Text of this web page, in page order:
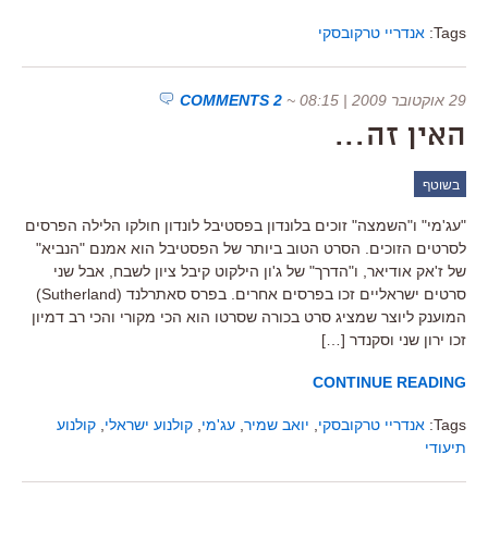
Tags: אנדריי טרקובסקי
29 אוקטובר 2009 | 08:15 ~
2 COMMENTS
האין זה…
בשוטף
"עג'מי" ו"השמצה" זוכים בלונדון בפסטיבל לונדון חולקו הלילה הפרסים
לסרטים הזוכים. הסרט הטוב ביותר של הפסטיבל הוא אמנם "הנביא"
של ז'אק אודיאר, ו"הדרך" של ג'ון הילקוט קיבל ציון לשבח, אבל שני
סרטים ישראליים זכו בפרסים אחרים. בפרס סאתרלנד (Sutherland)
המוענק ליוצר שמציג סרט בכורה שסרטו הוא הכי מקורי והכי רב דמיון
זכו ירון שני וסקנדר […]
CONTINUE READING
Tags: אנדריי טרקובסקי יואב שמיר עג'מי קולנוע ישראלי קולנוע
תיעודי